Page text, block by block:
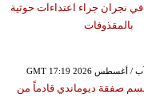
مدنياً في نجران جراء اعتداءات حوثية
بالمقذوفات
صفقة ديوماندي قادماً من